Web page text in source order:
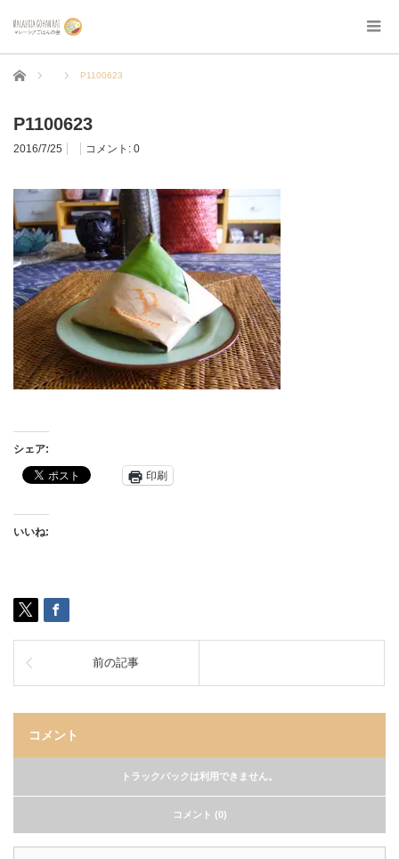
ホーム P1100623
P1100623
2016/7/25 コメント: 0
シェア:
印刷
いいね:
前の記事
コメント
トラックバックは利用できません。
コメント (0)